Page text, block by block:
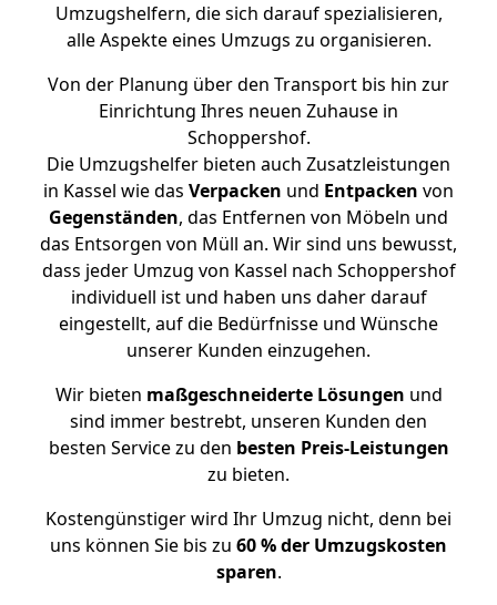
Umzugshelfern, die sich darauf spezialisieren,
alle Aspekte eines Umzugs zu organisieren.
Von der Planung über den Transport bis hin zur
Einrichtung Ihres neuen Zuhause in
Schoppershof.
Die Umzugshelfer bieten auch Zusatzleistungen
in Kassel wie das Verpacken und Entpacken von
Gegenständen, das Entfernen von Möbeln und
das Entsorgen von Müll an. Wir sind uns bewusst,
dass jeder Umzug von Kassel nach Schoppershof
individuell ist und haben uns daher darauf
eingestellt, auf die Bedürfnisse und Wünsche
unserer Kunden einzugehen.
Wir bieten maßgeschneiderte Lösungen und
sind immer bestrebt, unseren Kunden den
besten Service zu den besten Preis-Leistungen
zu bieten.
Kostengünstiger wird Ihr Umzug nicht, denn bei
uns können Sie bis zu 60 % der Umzugskosten
sparen.